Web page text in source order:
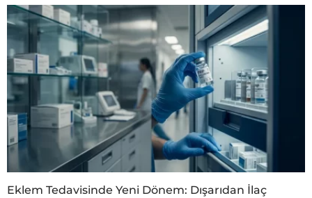
Eklem Tedavisinde Yeni Dönem: Dışarıdan İlaç